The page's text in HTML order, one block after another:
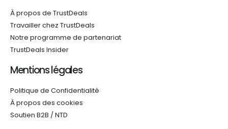
À propos de TrustDeals
Travailler chez TrustDeals
Notre programme de partenariat
TrustDeals Insider
Mentions légales
Politique de Confidentialité
À propos des cookies
Soutien B2B / NTD